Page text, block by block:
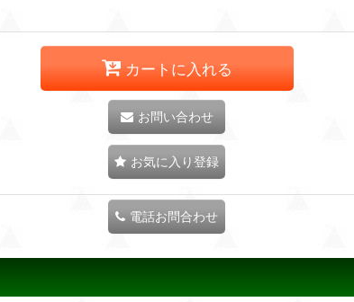
カートに入れる
お問い合わせ
お気に入り登録
電話お問合わせ